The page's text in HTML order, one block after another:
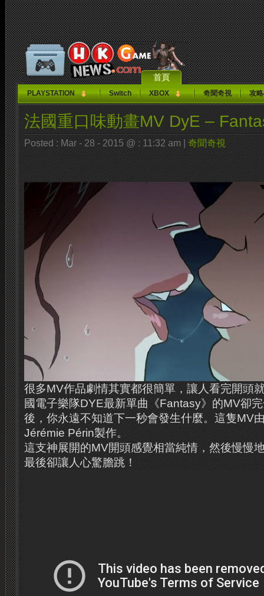
首頁
PLAYSTATION Switch XBOX 奇聞奇視 攻
法國重口味動畫MV DyE –
Posted : Mar - 28 - 2015 @ : 11:32 am | 奇聞奇視
很多MV作品劇情其實都很簡單，讓人看完開頭
國電子樂隊DYE最新單曲《Fantasy》的MV卻
後，你永遠不知道下一秒會發生什麼。這隻MV
Jérémie Périn製作。
這支神展開的MV開頭感覺相當純情，然後慢慢
最後卻讓人心驚膽跳！